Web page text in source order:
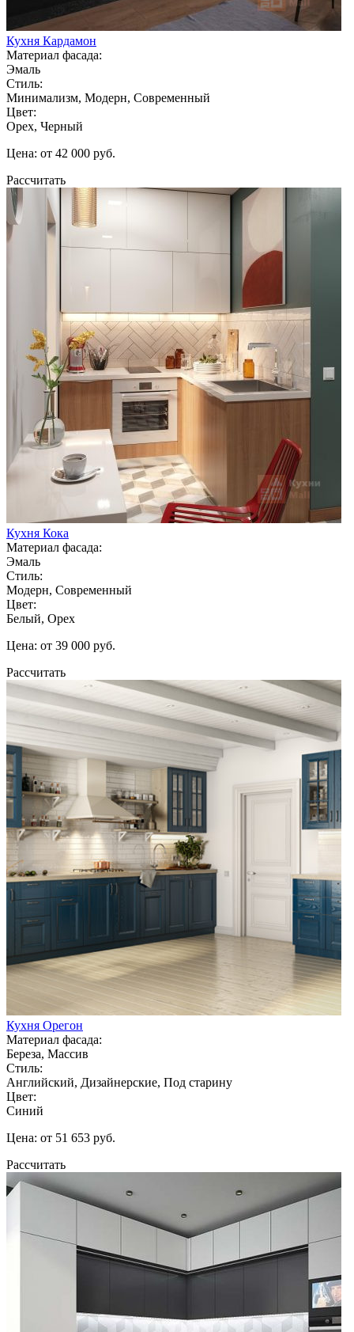
Кухня Кардамон
Материал фасада:
Эмаль
Стиль:
Минимализм, Модерн, Современный
Цвет:
Орех, Черный
Цена: от 42 000 руб.
Рассчитать
Кухня Кока
Материал фасада:
Эмаль
Стиль:
Модерн, Современный
Цвет:
Белый, Орех
Цена: от 39 000 руб.
Рассчитать
Кухня Орегон
Материал фасада:
Береза, Массив
Стиль:
Английский, Дизайнерские, Под старину
Цвет:
Синий
Цена: от 51 653 руб.
Рассчитать